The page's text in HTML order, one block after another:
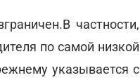
частности,
по самой низкой
указывается с